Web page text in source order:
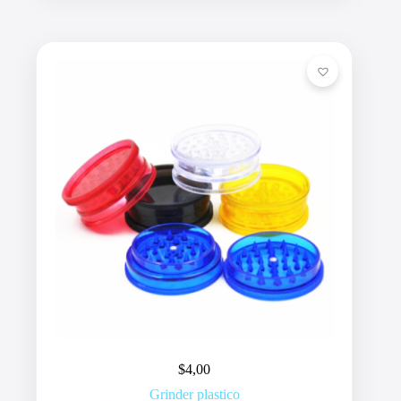
$4,00
Grinder plastico